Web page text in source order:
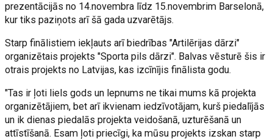
prezentācijās no 14.novembra līdz 15.novembrim Barselonā,
kur tiks paziņots arī šā gada uzvarētājs.
Starp finālistiem iekļauts arī biedrības "Artilērijas dārzi"
organizētais projekts "Sporta pils dārzi". Balvas vēsturē šis ir
otrais projekts no Latvijas, kas izcīnījis finālista godu.
"Tas ir ļoti liels gods un lepnums ne tikai mums kā projekta
organizētājiem, bet arī ikvienam iedzīvotājam, kurš piedalījās
un ik dienas piedalās projekta veidošanā, uzturēšanā un
attīstīšanā. Esam ļoti priecīgi, ka mūsu projekts izskan starp